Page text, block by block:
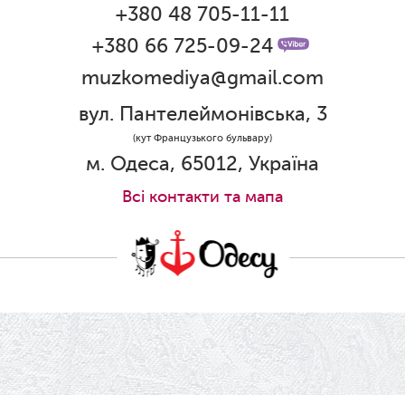
Графік роботи каси 1 червня
Ювілей Олени Редько
Ювілей Станіслава Зайцева
18.05.2026
Шукаємо інженерів і техніків
17.05.2026
+380 48 705-11-11
+380 66 725-09-24
muzkomediya@gmail.com
вул. Пантелеймонівська, 3
(кут Французького бульвару)
м. Одеса, 65012, Україна
Всi контакти та мапа